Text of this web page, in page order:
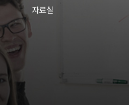
자료실